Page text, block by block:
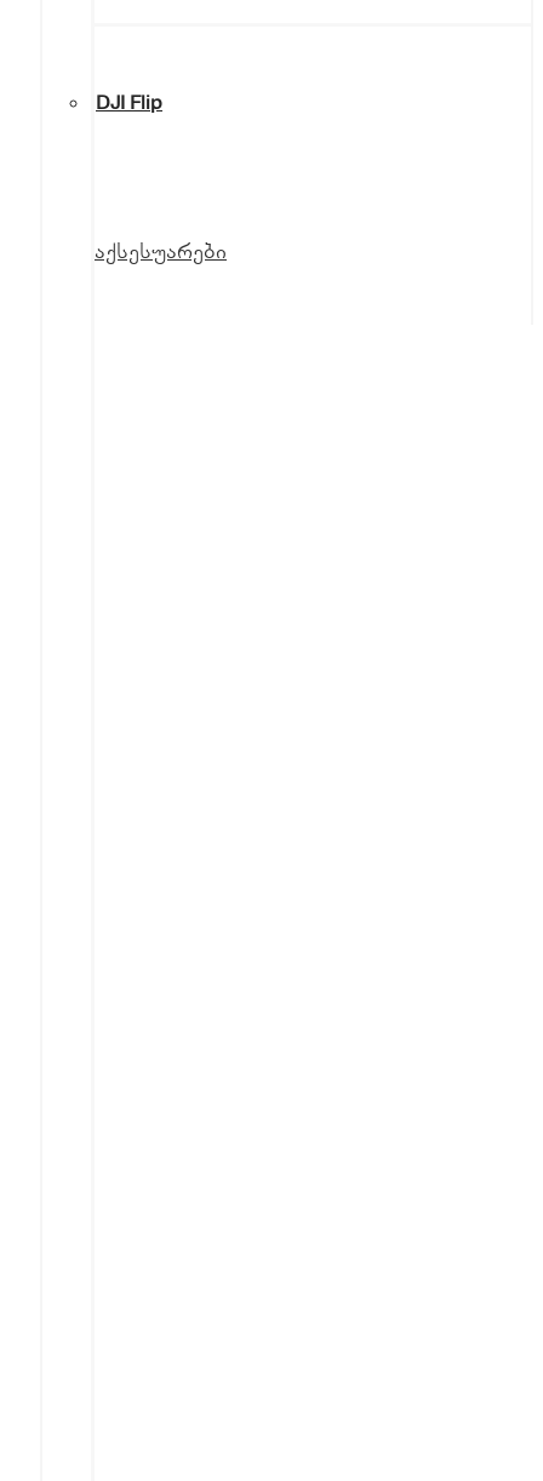
DJI Flip
აქსესუარები